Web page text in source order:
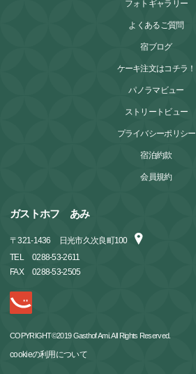
フォトギャラリー
よくあるご質問
宿ブログ
ケーキ注文はコチラ！
パノラマビュー
ストリートビュー
プライバシーポリシー
宿泊約款
会員規約
ガストホフ あみ
〒321-1436
日光市久次良町100
TEL
0288-53-2611
FAX
0288-53-2505
COPYRIGHT©2019 Gasthof Ami. All Rights Reserved.
cookieの利用について